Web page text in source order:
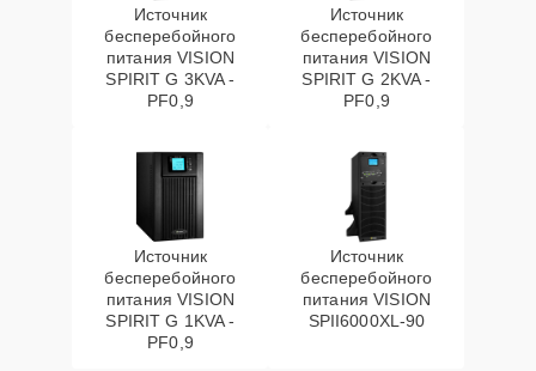
Источник
бесперебойного
питания VISION
SPIRIT G 3KVA -
PF0,9
Источник
бесперебойного
питания VISION
SPIRIT G 2KVA -
PF0,9
Источник
бесперебойного
питания VISION
SPIRIT G 1KVA -
PF0,9
Источник
бесперебойного
питания VISION
SPII6000XL-90